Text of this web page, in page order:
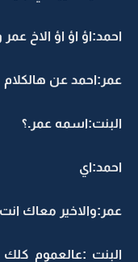
احمد:اؤ اؤ اؤ الاخ
عمر:احمد عن هالكلام
البنت:اسمه عمر.؟
احمد:اي
عمر:والاخير معاك انت
البنت :عالعموم